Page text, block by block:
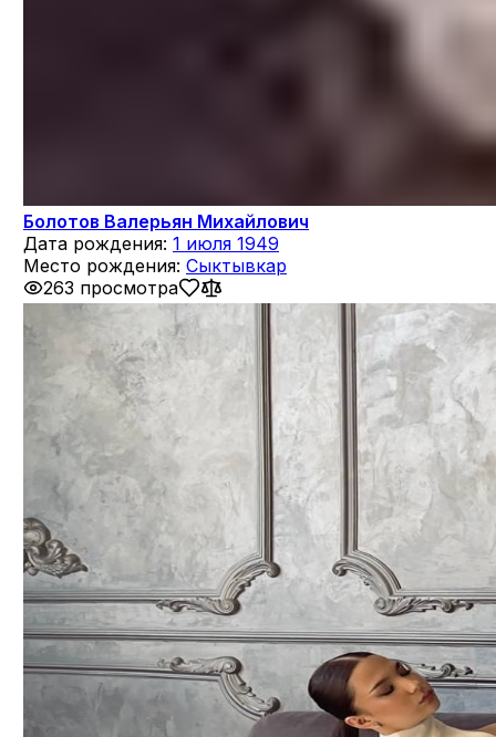
Болотов Валерьян Михайлович
Дата рождения: 1 июля 1949
Место рождения: Сыктывкар
263 просмотра